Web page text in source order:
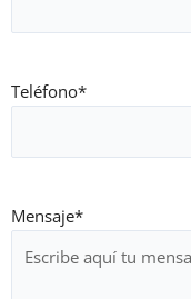
Teléfono*
Mensaje*